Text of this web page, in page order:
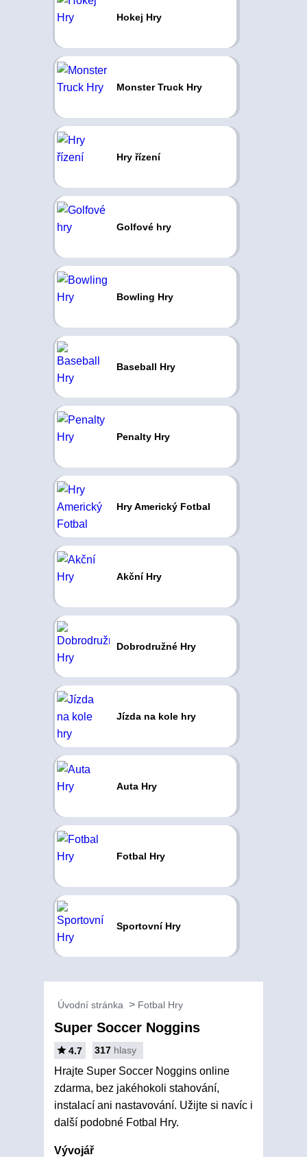
Hokej Hry
Monster Truck Hry
Hry řízení
Golfové hry
Bowling Hry
Baseball Hry
Penalty Hry
Hry Americký Fotbal
Akční Hry
Dobrodružné Hry
Jízda na kole hry
Auta Hry
Fotbal Hry
Sportovní Hry
Úvodní stránka Fotbal Hry
Super Soccer Noggins
4.7 317 hlasy
Hrajte Super Soccer Noggins online
zdarma, bez jakéhokoli stahování,
instalací ani nastavování. Užijte si navíc i
další podobné Fotbal Hry.
Vývojář